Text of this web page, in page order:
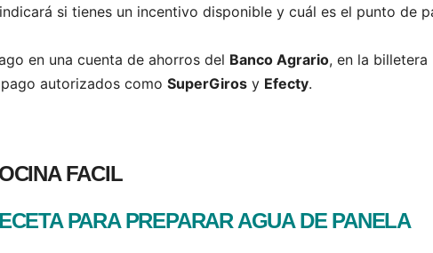
si tienes un incentivo disponible y cuál es el punto de
en una cuenta de ahorros del Banco Agrario, en la billetera
autorizados como SuperGiros y Efecty.
FACIL
PARA PREPARAR AGUA DE PANELA